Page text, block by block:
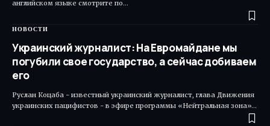
английском языке смотрите по…
НОВОСТИ
Украинский журналист: На Евромайдане мы
погубили свое государство, а сейчас добиваем
его
Руслан Коцаба - известный украинский журналист, глава Движения
украинских пацифистов - в эфире программы «Нейтральная зона»…